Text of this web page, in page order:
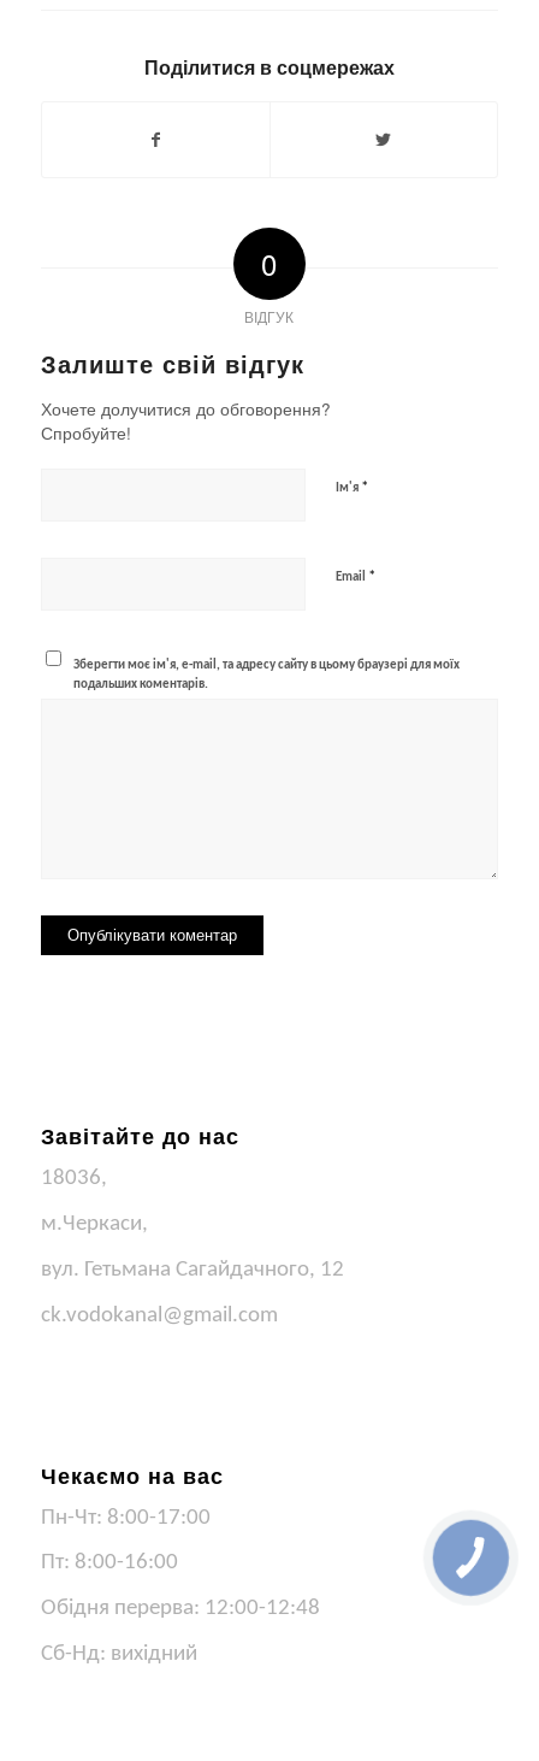
Поділитися в соцмережах
0
ВІДГУК
Залиште свій відгук
Хочете долучитися до обговорення?
Спробуйте!
Ім'я *
Email *
Зберегти моє ім'я, e-mail, та адресу сайту в цьому браузері для моїх
подальших коментарів.
Завітайте до нас
18036,
м.Черкаси,
вул. Гетьмана Сагайдачного, 12
ck.vodokanal@gmail.com
Чекаємо на вас
Пн-Чт: 8:00-17:00
Пт: 8:00-16:00
Обідня перерва: 12:00-12:48
Сб-Нд: вихідний